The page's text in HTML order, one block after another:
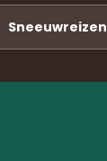
Sneeuwreizen